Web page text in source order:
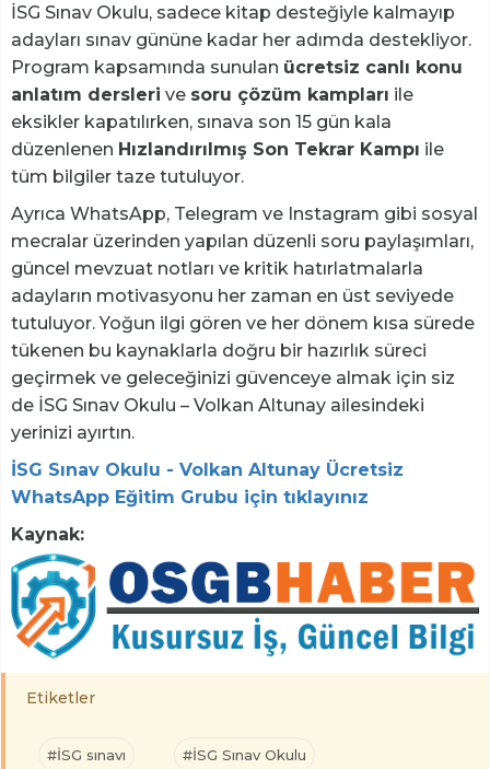
İSG Sınav Okulu, sadece kitap desteğiyle kalmayıp
adayları sınav gününe kadar her adımda destekliyor.
Program kapsamında sunulan ücretsiz canlı konu
anlatım dersleri ve soru çözüm kampları ile
eksikler kapatılırken, sınava son 15 gün kala
düzenlenen Hızlandırılmış Son Tekrar Kampı ile
tüm bilgiler taze tutuluyor.
Ayrıca WhatsApp, Telegram ve Instagram gibi sosyal
mecralar üzerinden yapılan düzenli soru paylaşımları,
güncel mevzuat notları ve kritik hatırlatmalarla
adayların motivasyonu her zaman en üst seviyede
tutuluyor. Yoğun ilgi gören ve her dönem kısa sürede
tükenen bu kaynaklarla doğru bir hazırlık süreci
geçirmek ve geleceğinizi güvenceye almak için siz
de İSG Sınav Okulu – Volkan Altunay ailesindeki
yerinizi ayırtın.
İSG Sınav Okulu - Volkan Altunay Ücretsiz
WhatsApp Eğitim Grubu için tıklayınız
Kaynak:
Etiketler
#İSG sınavı #İSG Sınav Okulu